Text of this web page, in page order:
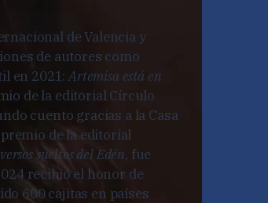
de Valencia y
de autores como
en 2021:Artemisa está en
de la editorial Círculo
cuento gracias a la Casa
de la editorial
sueltos del Edén, fue
recibió el honor de
600 cajitas en países